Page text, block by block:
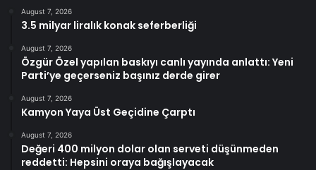
August 7, 2026
3.5 milyar liralık konak seferberliği
August 7, 2026
Özgür Özel yapılan baskıyı canlı yayında anlattı: Yeni
Parti’ye geçerseniz başınız derde girer
August 7, 2026
Kamyon Yaya Üst Geçidine Çarptı
August 7, 2026
Değeri 400 milyon dolar olan serveti düşünmeden
reddetti: Hepsini oraya bağışlayacak